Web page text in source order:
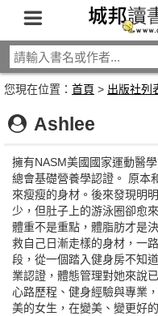
您現在位置： 首頁 > 出版社列
Ashlee
擁有NASM美國國家運動醫
總會基礎營養學認證。 原本
來瘦瘦的身材。後來發現明
少，但肚子上的游泳圈卻愈
體重不是重點，體脂肪才是
救自己日漸走樣的身材，一
段，從一個踏入健身房不知
業認證，體態管理對她來說
心路歷程、健身經驗與專業
美的女生，在變美、變更好